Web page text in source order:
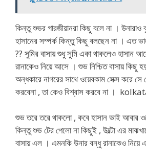
কিন্তু শুভর গারজীয়ানরা কিছু বলে না ।
হাসানের সম্পর্ক কিন্তু কিছু বলছেন না । এত
?? সুমির বাসায় শুধু সুমি একা থাকলেও হাসান
রানাকেও নিয়ে আসে । শুভ নিশ্চিত বাসায় কিছু
অন্ধকারে নাগরের সাথে ওয়েবকাম সেক্স করে সে
করবেনা , তা কেও বিশ্বাস করবে না ।
শুভ তরে তরে থাকলো , কবে হাসান ভাই আবার
কিন্তু শুভ টের পেলো না কিছুই , উল্টো এর
বাসায় এল । এমনকি উনার বন্ধু রানাকেও নিয়ে